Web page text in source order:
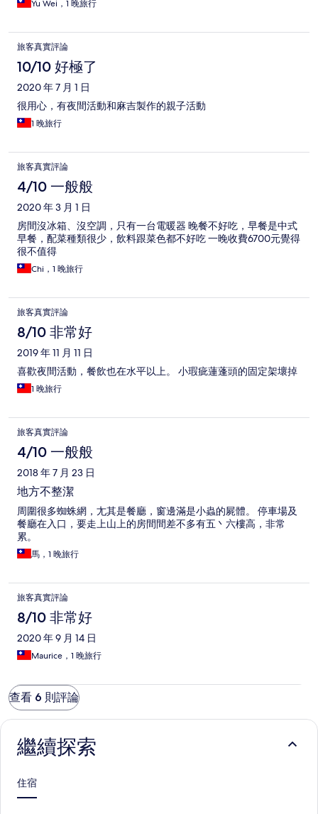
Yu Wei，1 晚旅行
旅客真實評論
10/10 好極了
2020 年 7 月 1 日
很用心，有夜間活動和麻吉製作的親子活動
1 晚旅行
旅客真實評論
4/10 一般般
2020 年 3 月 1 日
房間沒冰箱、沒空調，只有一台電暖器 晚餐不好吃，早餐是中式
早餐，配菜種類很少，飲料跟菜色都不好吃 一晚收費6700元覺得
很不值得
Chi，1 晚旅行
旅客真實評論
8/10 非常好
2019 年 11 月 11 日
喜歡夜間活動，餐飲也在水平以上。 小瑕疵蓮蓬頭的固定架壞掉
1 晚旅行
旅客真實評論
4/10 一般般
2018 年 7 月 23 日
地方不整潔
周圍很多蜘蛛網，尢其是餐廳，窗邊滿是小蟲的屍體。 停車場及
餐廳在入口，要走上山上的房間間差不多有五丶六樓高，非常
累。
馬，1 晚旅行
旅客真實評論
8/10 非常好
2020 年 9 月 14 日
Maurice，1 晚旅行
查看 6 則評論
繼續探索
住宿